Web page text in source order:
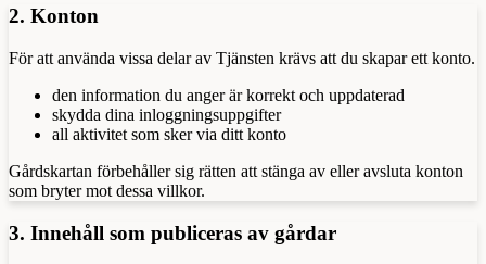
2. Konton
För att använda vissa delar av Tjänsten krävs att du skapar ett konto.
den information du anger är korrekt och uppdaterad
skydda dina inloggningsuppgifter
all aktivitet som sker via ditt konto
Gårdskartan förbehåller sig rätten att stänga av eller avsluta konton
som bryter mot dessa villkor.
3. Innehåll som publiceras av gårdar